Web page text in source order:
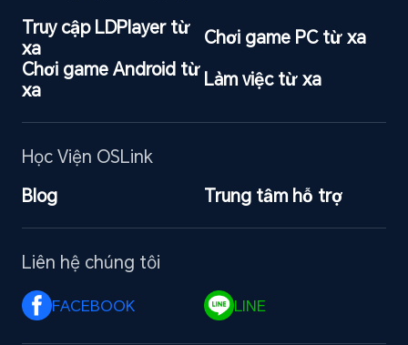
Truy cập LDPlayer từ
xa
Chơi game PC từ xa
Chơi game Android từ
xa
Làm việc từ xa
Học Viện OSLink
Blog
Trung tâm hỗ trợ
Liên hệ chúng tôi
FACEBOOK LINE